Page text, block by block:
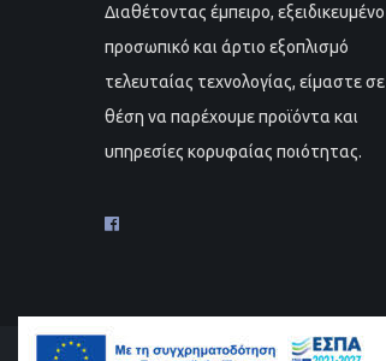
Διαθέτοντας έμπειρο, εξειδικευμένο
προσωπικό και άρτιο εξοπλισμό
τελευταίας τεχνολογίας, είμαστε σε
θέση να παρέχουμε προϊόντα και
υπηρεσίες κορυφαίας ποιότητας.
© Kaisidis.gr Al rights reserved